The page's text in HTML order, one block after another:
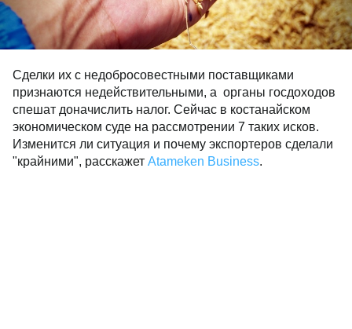
Сделки их с недобросовестными поставщиками
признаются недействительными, а органы госдоходов
спешат доначислить налог. Сейчас в костанайском
экономическом суде на рассмотрении 7 таких исков.
Изменится ли ситуация и почему экспортеров сделали
"крайними", расскажет Atameken Business.